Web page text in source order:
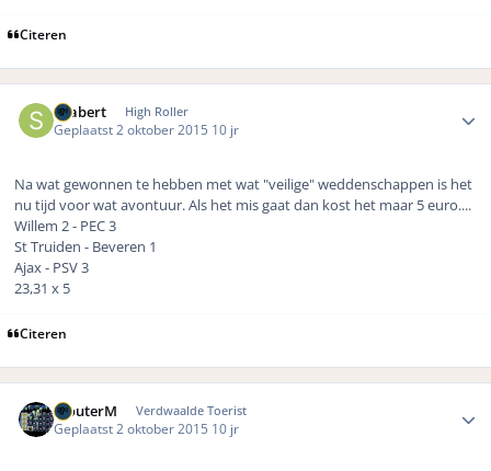
Citeren
Seabert High Roller
Geplaatst2 oktober 2015 10 jr
Na wat gewonnen te hebben met wat "veilige" weddenschappen is het
nu tijd voor wat avontuur. Als het mis gaat dan kost het maar 5 euro....
Willem 2 - PEC 3
St Truiden - Beveren 1
Ajax - PSV 3
23,31 x 5
Citeren
WouterM Verdwaalde Toerist
Geplaatst2 oktober 2015 10 jr